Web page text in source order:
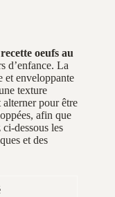
recette oeufs au
d’enfance. La
et enveloppante
texture
alterner pour être
afin que
dessous les
et des